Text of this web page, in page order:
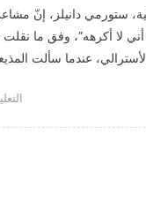
ستورمي دانيلز، إنّ
لا أكرهه”، وفق ما نقلت
على